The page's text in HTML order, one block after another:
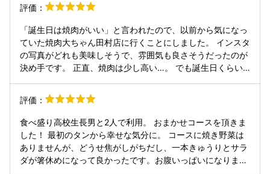
です。 一通りはかるくたのみましたが、前回ほどは頼みませ
んでしたし、もうリピートはありませんし、お勧めしませ
ん！ 後会計直後に割引クーポン気づいてもなにも返金等して
くれません！！非常にケチです！！気をつけてください！
評価：
「誕生日は焼肉がいい」と言われたので、以前から気になっ
ていた焼肉大ちゃん田村店に行くことにしました。 インスタ
の写真がどれも美味しそうで、雰囲気も良さそうだったのが
決め手です。 正直、焼肉は少し高い…。 でも誕生日くらい
ットでいろいろ調べました。 ネット予約を見たら、土曜日は
ほぼ満席でちょっとバタついていそう。 そこで、平日ならゆ
っくりできそうだと思い、仕事終わりに行ける時間で予約し
ました。 店内は落ち着いた空間で、ゆっくり味わえる時間が
最高。 焼き台の火加減もちょうどよく、目の前で焼くお肉は
本当に美味しかったです。 雰囲気も味も、どれも記憶に残る
体験でした。 スタッフさんの気配りも自然で、最後まで気持
評価：
食べ盛り高校生長男と2人で利用。 おまかせコースを頂きま
した！ 最初のタンから幸せな気分に。 コースに焼き野菜は
ありませんが、どうせ焦がしがちだし、一本きゅうりとサラ
ダが箸休めになって良かったです。お腹いっぱいになりまし